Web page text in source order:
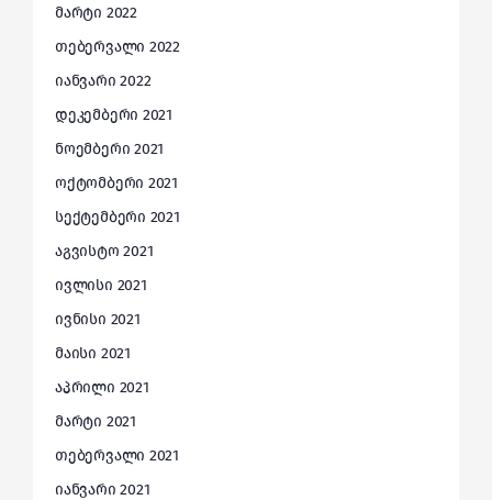
მარტი 2022
თებერვალი 2022
იანვარი 2022
დეკემბერი 2021
ნოემბერი 2021
ოქტომბერი 2021
სექტემბერი 2021
აგვისტო 2021
ივლისი 2021
ივნისი 2021
მაისი 2021
აპრილი 2021
მარტი 2021
თებერვალი 2021
იანვარი 2021